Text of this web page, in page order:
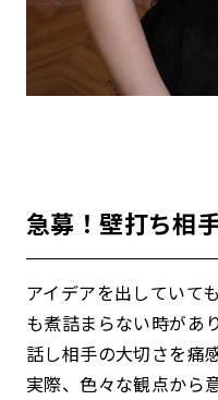
急募！壁打ち相
アイデアを出していて
も煮詰まらない時があ
話し相手の大切さを痛
実際、色々な観点から